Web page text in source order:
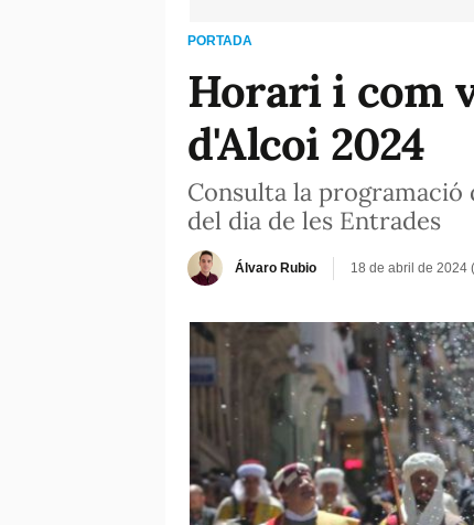
PORTADA
Horari i com
d'Alcoi 2024
Consulta la
del dia de les Entrades
Álvaro Rubio 18 de abril de 2024